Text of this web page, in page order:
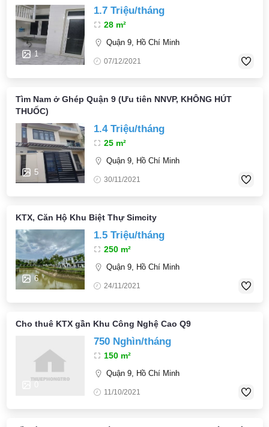
1
1.7 Triệu/tháng
28 m²
Quận 9, Hồ Chí Minh
07/12/2021
Tìm Nam ở Ghép Quận 9 (Ưu tiên NNVP, KHÔNG HÚT
THUỐC)
5
1.4 Triệu/tháng
25 m²
Quận 9, Hồ Chí Minh
30/11/2021
KTX, Căn Hộ Khu Biệt Thự Simcity
6
1.5 Triệu/tháng
250 m²
Quận 9, Hồ Chí Minh
24/11/2021
Cho thuê KTX gần Khu Công Nghệ Cao Q9
750 Nghìn/tháng
150 m²
Quận 9, Hồ Chí Minh
11/10/2021